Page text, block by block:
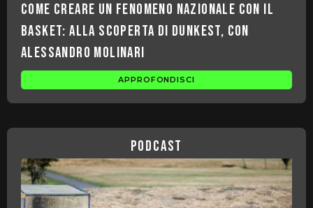
Come creare un fenomeno nazionale con il
basket: alla scoperta di Dunkest, con
Alessandro Molinari
APPROFONDISCI
podcast